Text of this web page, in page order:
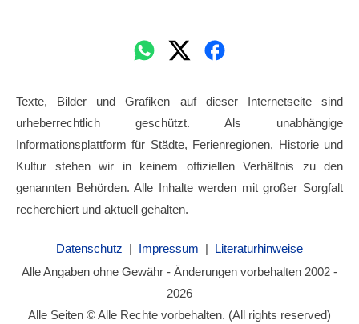
Texte, Bilder und Grafiken auf dieser Internetseite sind
urheberrechtlich geschützt. Als unabhängige
Informationsplattform für Städte, Ferienregionen, Historie und
Kultur stehen wir in keinem offiziellen Verhältnis zu den
genannten Behörden. Alle Inhalte werden mit großer Sorgfalt
recherchiert und aktuell gehalten.
Datenschutz | Impressum | Literaturhinweise
Alle Angaben ohne Gewähr - Änderungen vorbehalten 2002 -
2026
Alle Seiten © Alle Rechte vorbehalten. (All rights reserved)